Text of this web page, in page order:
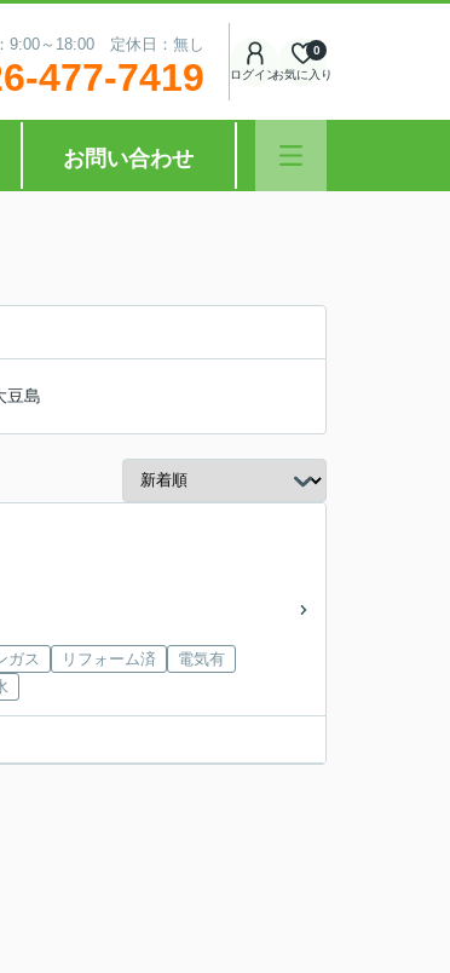
9:00～18:00 定休日：無し
477-7419 ログインお気に入り
0
お問い合わせ
豆島
ガス リフォーム済
電気有